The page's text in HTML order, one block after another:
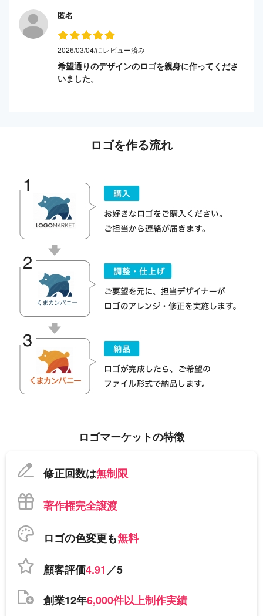
匿名
2026/03/04/にレビュー済み
希望通りのデザインのロゴを親身に作ってくださ
いました。
ロゴを作る流れ
ロゴマーケットの特徴
修正回数は無制限
著作権完全譲渡
ロゴの色変更も無料
顧客評価4.91／5
創業12年6,000件以上制作実績